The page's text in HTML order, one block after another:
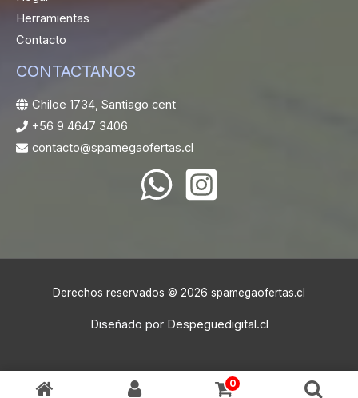
Herramientas
Contacto
CONTACTANOS
Chiloe 1734, Santiago cent
+56 9 4647 3406
contacto@spamegaofertas.cl
Derechos reservados © 2026 spamegaofertas.cl
Diseñado por Despeguedigital.cl
0